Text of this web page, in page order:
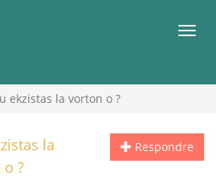
ekzistas la vorton o ?
Respondre
la
?